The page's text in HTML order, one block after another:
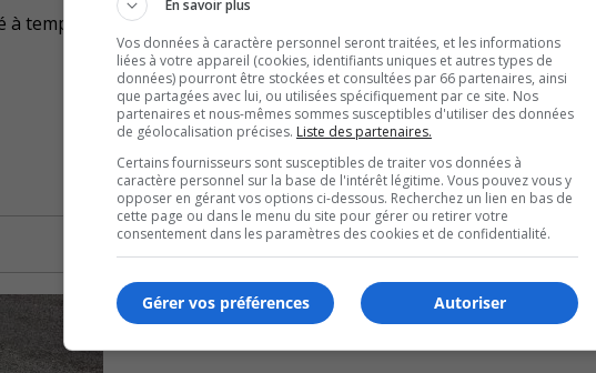
temps partiel et durant 18 semaines.
En savoir plus
Vos données à caractère personnel seront traitées, et les informations
liées à votre appareil (cookies, identifiants uniques et autres types de
données) pourront être stockées et consultées par 66 partenaires, ainsi
que partagées avec lui, ou utilisées spécifiquement par ce site. Nos
partenaires et nous-mêmes sommes susceptibles d'utiliser des données
de géolocalisation précises. Liste des partenaires.
Certains fournisseurs sont susceptibles de traiter vos données à
caractère personnel sur la base de l'intérêt légitime. Vous pouvez vous y
opposer en gérant vos options ci-dessous. Recherchez un lien en bas de
cette page ou dans le menu du site pour gérer ou retirer votre
consentement dans les paramètres des cookies et de confidentialité.
Autoriser
Gérer vos préférences